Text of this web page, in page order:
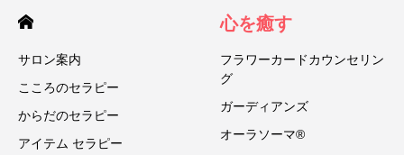
サロン案内
こころのセラピー
からだのセラピー
アイテム セラピー
心を癒す
フラワーカードカウンセリン
グ
ガーディアンズ
オーラソーマ®